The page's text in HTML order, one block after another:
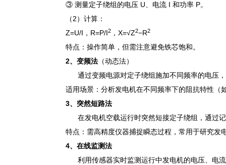
③ 测量定子绕组的电压 U、电流 I 和功率 P。
（2）计算：
Z=U/I，R=P/I2 ，X=√Z2−R2
特点：操作简单，但需注意避免铁芯饱和。
2、 变频法 （动态法）
通过变频电源对定子绕组施加不同频率的电压
适用场景：分析发电机在不同频率下的阻抗特性（
3、 突然短路法
在发电机空载运行时突然短接定子绕组，通过
特点：需高精度仪器捕捉瞬态过程，常用于研究发
4、 在线监测法
利用传感器实时监测运行中发电机的电压、电